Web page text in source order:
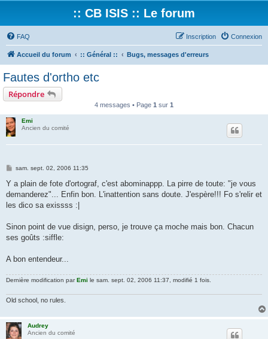
:: CB ISIS :: Le forum
FAQ Connexion
Inscription
Accueil du forum :: Général :: Bugs, messages d'erreurs
Fautes d'ortho etc
Répondre
4 messages • Page 1 sur 1
Emi
Ancien du comité
M
s
a
g
sam. sept. 02, 2006 11:35
Y a plain de fote d'ortograf, c'est abominappp. La pirre de toute: "je vous
demanderez"... Enfin bon. L'inattention sans doute. J'espère!!! Fo s'relir et
les dico sa exissss :|
Sinon point de vue disign, perso, je trouve ça moche mais bon. Chacun
ses goûts :siffle:
A bon entendeur...
Dernière modification parEmi le sam. sept. 02, 2006 11:37, modifié 1 fois.
Old school, no rules.
Audrey
Ancien du comité